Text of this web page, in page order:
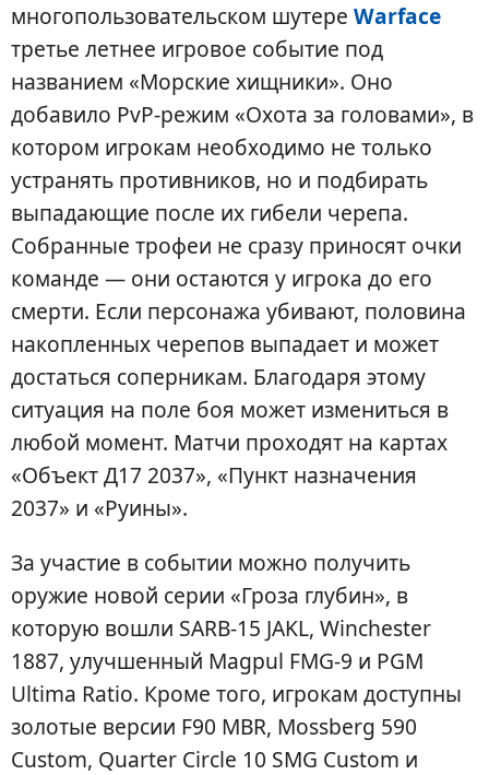
многопользовательском шутере Warface
третье летнее игровое событие под
названием «Морские хищники». Оно
добавило PvP-режим «Охота за головами», в
котором игрокам необходимо не только
устранять противников, но и подбирать
выпадающие после их гибели черепа.
Собранные трофеи не сразу приносят очки
команде — они остаются у игрока до его
смерти. Если персонажа убивают, половина
накопленных черепов выпадает и может
достаться соперникам. Благодаря этому
ситуация на поле боя может измениться в
любой момент. Матчи проходят на картах
«Объект Д17 2037», «Пункт назначения
2037» и «Руины».
За участие в событии можно получить
оружие новой серии «Гроза глубин», в
которую вошли SARB-15 JAKL, Winchester
1887, улучшенный Magpul FMG-9 и PGM
Ultima Ratio. Кроме того, игрокам доступны
золотые версии F90 MBR, Mossberg 590
Custom, Quarter Circle 10 SMG Custom и